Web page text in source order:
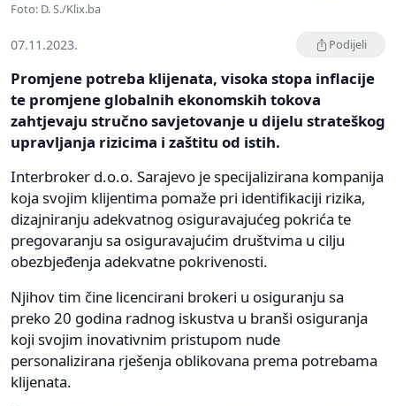
Foto: D. S./Klix.ba
07.11.2023. Podijeli
Promjene potreba klijenata, visoka stopa inflacije
te promjene globalnih ekonomskih tokova
zahtjevaju stručno savjetovanje u dijelu strateškog
upravljanja rizicima i zaštitu od istih.
Interbroker d.o.o. Sarajevo je specijalizirana kompanija
koja svojim klijentima pomaže pri identifikaciji rizika,
dizajniranju adekvatnog osiguravajućeg pokrića te
pregovaranju sa osiguravajućim društvima u cilju
obezbjeđenja adekvatne pokrivenosti.
Njihov tim čine licencirani brokeri u osiguranju sa
preko 20 godina radnog iskustva u branši osiguranja
koji svojim inovativnim pristupom nude
personalizirana rješenja oblikovana prema potrebama
klijenata.